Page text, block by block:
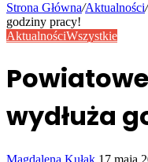
Strona Główna/Aktualności/
godziny pracy!
AktualnościWszystkie
wydłuża
Magdalena Kułak Send
17 maja